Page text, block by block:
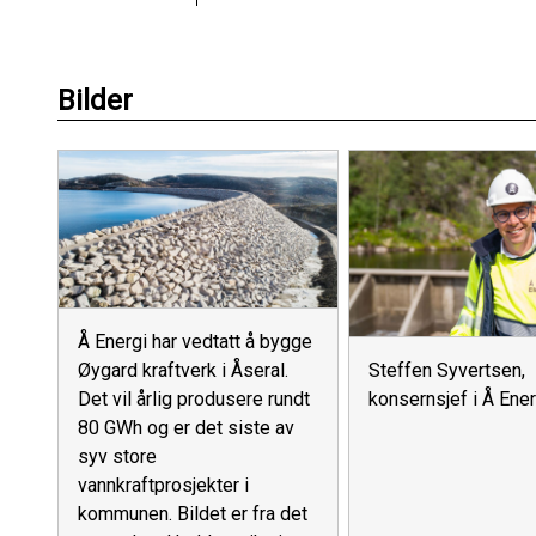
Bilder
Å Energi har vedtatt å bygge
Øygard kraftverk i Åseral.
Det vil årlig produsere rundt
80 GWh og er det siste av
syv store
vannkraftprosjekter i
kommunen. Bildet er fra det
Steffen Syvertsen,
konsernsjef i Å